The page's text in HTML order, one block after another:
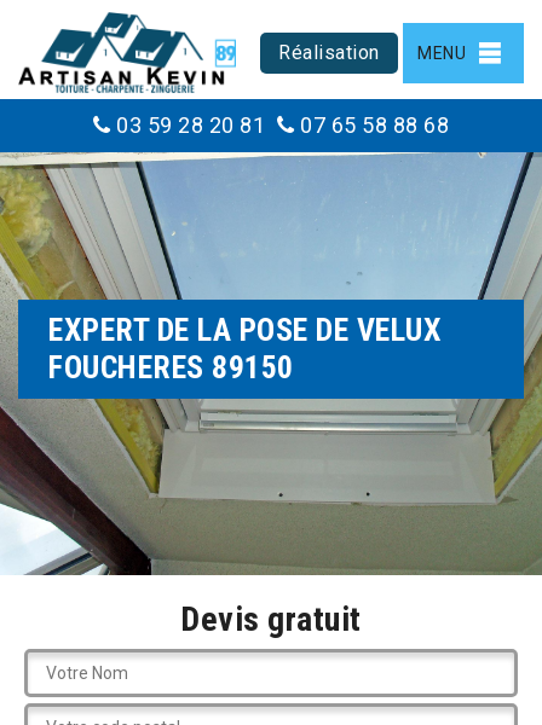
Réalisation MENU
03 59 28 20 81 07 65 58 88 68
EXPERT DE LA POSE DE VELUX
FOUCHERES 89150
Devis gratuit